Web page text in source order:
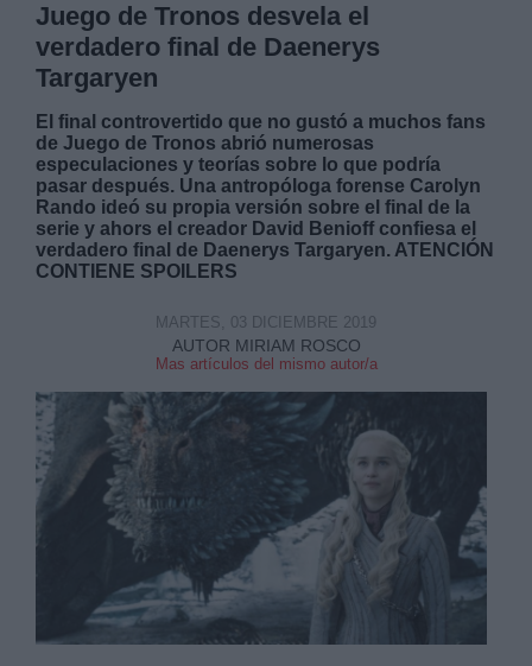
Juego de Tronos desvela el
verdadero final de Daenerys
Targaryen
El final controvertido que no gustó a muchos fans
de Juego de Tronos abrió numerosas
especulaciones y teorías sobre lo que podría
pasar después. Una antropóloga forense Carolyn
Rando ideó su propia versión sobre el final de la
serie y ahors el creador David Benioff confiesa el
verdadero final de Daenerys Targaryen. ATENCIÓN
CONTIENE SPOILERS
AUTOR MIRIAM ROSCO
Mas artículos del mismo autor/a
MARTES, 03 DICIEMBRE 2019
Legitimación:
Destinatarios:
link
Información adicional
link